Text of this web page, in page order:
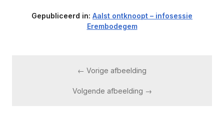
Gepubliceerd in: Aalst ontknoopt – infosessie
Erembodegem
← Vorige afbeelding
Volgende afbeelding →